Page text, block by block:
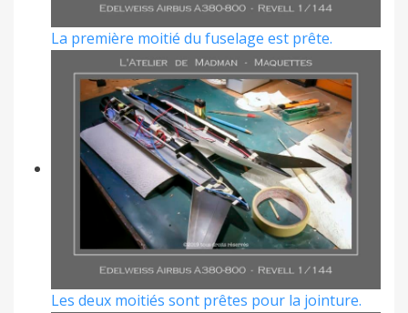
La première moitié du fuselage est prête.
Les deux moitiés sont prêtes pour la jointure.